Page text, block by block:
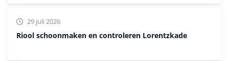
Riool schoonmaken en controleren Lorentzkade
29 juli 2026